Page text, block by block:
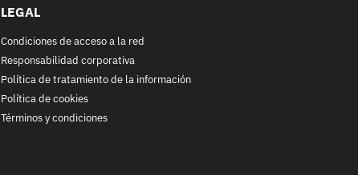
LEGAL
Condiciones de acceso a la red
Responsabilidad corporativa
Política de tratamiento de la información
Política de cookies
Términos y condiciones